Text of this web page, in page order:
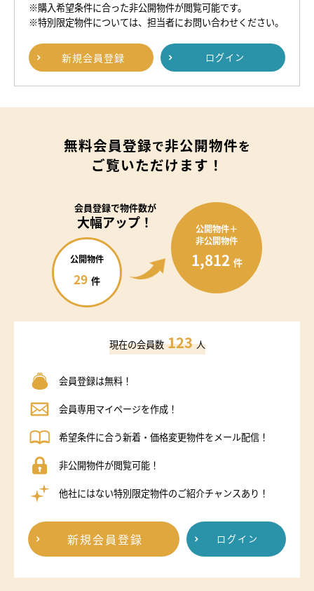
※購入希望条件に合った非公開物件が閲覧可能です。
※特別限定物件については、担当者にお問い合わせください。
新規会員登録 ログイン
無料会員登録で非公開物件を
ご覧いただけます！
会員登録で物件数が
大幅アップ！
公開物件
29 件
公開物件＋
非公開物件
1,812 件
現在の会員数 123 人
会員登録は無料！
会員専用マイページを作成！
希望条件に合う新着・価格変更物件をメール配信！
非公開物件が閲覧可能！
他社にはない特別限定物件のご紹介チャンスあり！
新規会員登録 ログイン